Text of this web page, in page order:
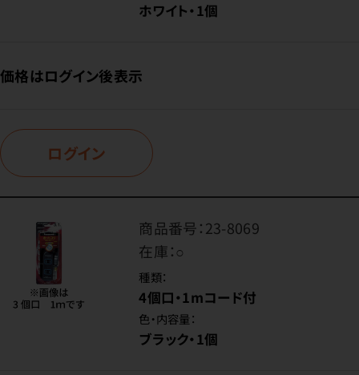
ホワイト・1個
価格はログイン後表示
ログイン
商品番号：23-8069
在庫：○
種類：
4個口・1mコード付
色・内容量：
ブラック・1個